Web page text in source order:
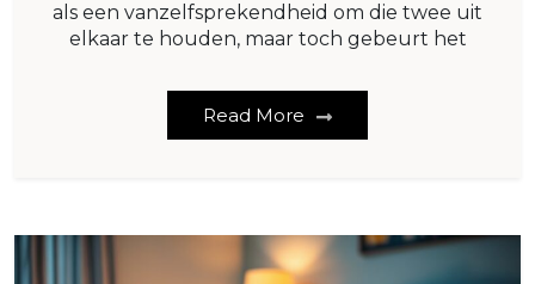
als een vanzelfsprekendheid om die twee uit
elkaar te houden, maar toch gebeurt het
Read More